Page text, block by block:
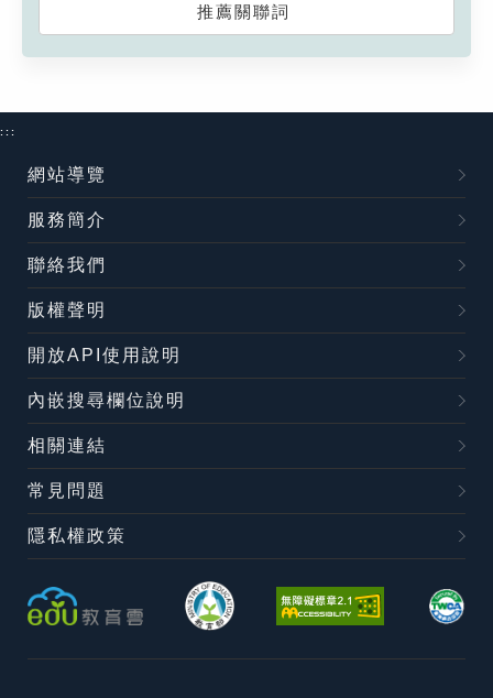
推薦關聯詞
:::
網站導覽
服務簡介
聯絡我們
版權聲明
開放API使用說明
內嵌搜尋欄位說明
相關連結
常見問題
隱私權政策